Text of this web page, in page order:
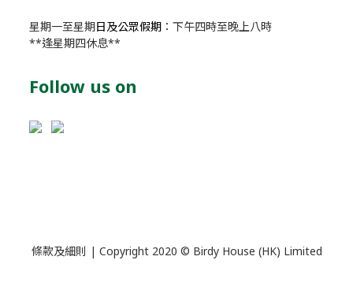
星期一至星期日及公眾假期 ：下午四時至晚上八時
**逢星期四休息**
Follow us on
條款及細則 | Copyright 2020 © Birdy House (HK) Limited